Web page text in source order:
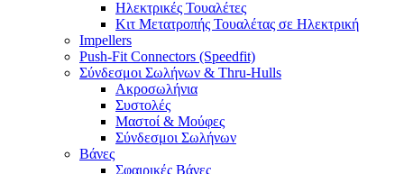
Ηλεκτρικές Τουαλέτες
Κιτ Μετατροπής Τουαλέτας σε Ηλεκτρική
Impellers
Push-Fit Connectors (Speedfit)
Σύνδεσμοι Σωλήνων & Thru-Hulls
Ακροσωλήνια
Συστολές
Μαστοί & Μούφες
Σύνδεσμοι Σωλήνων
Βάνες
Σφαιρικές Βάνες